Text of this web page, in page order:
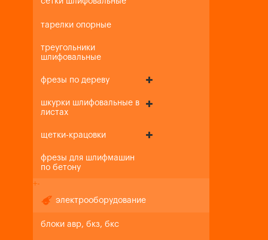
тарелки опорные
треугольники
шлифовальные
фрезы по дереву
шкурки шлифовальные в
листах
щетки-крацовки
фрезы для шлифмашин
по бетону
+-
электрооборудование
блоки авр, бкз, бкс